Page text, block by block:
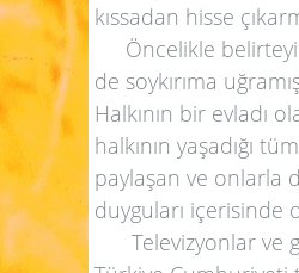
kıssadan hisse
Öncelikle
de soykırıma
Halkının bir evladı
halkının yaşadığı
paylaşan ve onlarla
duyguları içerisinde
Televizyonlar ve